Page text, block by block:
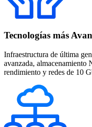
Tecnologías más
Infraestructura de última
avanzada, almacenamiento
rendimiento y redes de 10